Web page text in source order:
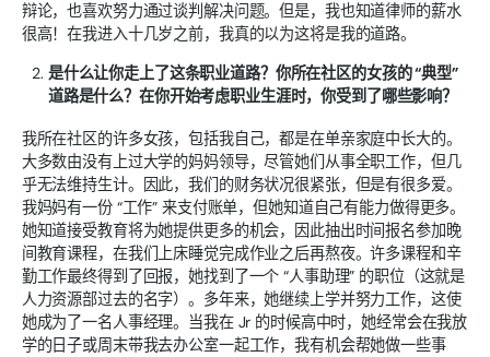
辩论，也喜欢努力通过谈判解决问题。但是，我也知道律师的薪水
很高！在我进入十几岁之前，我真的以为这将是我的道路。
是什么让你走上了这条职业道路？你所在社区的女孩的 “典型”
道路是什么？在你开始考虑职业生涯时，你受到了哪些影响？
我所在社区的许多女孩，包括我自己，都是在单亲家庭中长大的。
大多数由没有上过大学的妈妈领导，尽管她们从事全职工作，但几
乎无法维持生计。因此，我们的财务状况很紧张，但是有很多爱。
我妈妈有一份 “工作” 来支付账单，但她知道自己有能力做得更多。
她知道接受教育将为她提供更多的机会，因此抽出时间报名参加晚
间教育课程，在我们上床睡觉完成作业之后再熬夜。许多课程和辛
勤工作最终得到了回报，她找到了一个 “人事助理” 的职位（这就是
人力资源部过去的名字）。多年来，她继续上学并努力工作，这使
她成为了一名人事经理。当我在 Jr 的时候高中时，她经常会在我放
学的日子或周末带我去办公室一起工作，我有机会帮她做一些事